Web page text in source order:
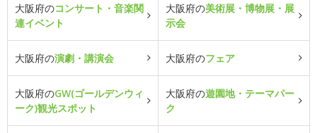
大阪府のコンサート・音楽関
連イベント
大阪府の美術展・博物展・展
示会
大阪府の演劇・講演会 大阪府のフェア
大阪府のGW(ゴールデンウィ
ーク)観光スポット
大阪府の遊園地・テーマパー
ク